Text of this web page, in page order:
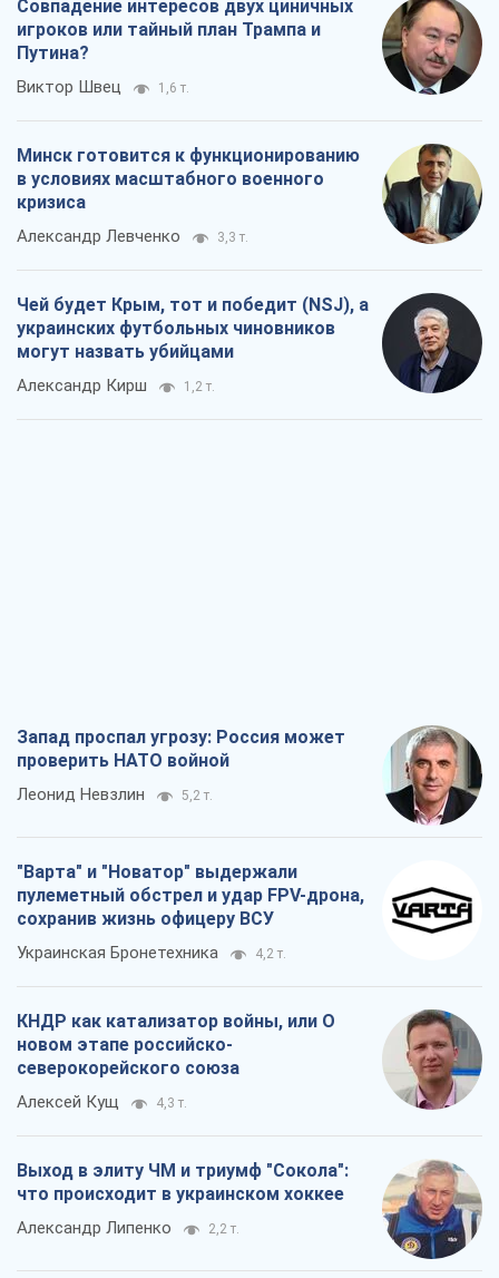
Совпадение интересов двух циничных
игроков или тайный план Трампа и
Путина?
Виктор Швец 1,6 т.
Минск готовится к функционированию
в условиях масштабного военного
кризиса
Александр Левченко 3,3 т.
Чей будет Крым, тот и победит (NSJ), а
украинских футбольных чиновников
могут назвать убийцами
Александр Кирш 1,2 т.
Запад проспал угрозу: Россия может
проверить НАТО войной
Леонид Невзлин 5,2 т.
"Варта" и "Новатор" выдержали
пулеметный обстрел и удар FPV-дрона,
сохранив жизнь офицеру ВСУ
Украинская Бронетехника 4,2 т.
КНДР как катализатор войны, или О
новом этапе российско-
северокорейского союза
Алексей Кущ 4,3 т.
Выход в элиту ЧМ и триумф "Сокола":
что происходит в украинском хоккее
Александр Липенко 2,2 т.